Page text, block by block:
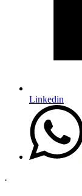
Linkedin
.